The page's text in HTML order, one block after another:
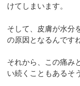
けてしまいます。
そして、皮膚が水分
の原因となるんです
それから、この痛み
い続くこともあるそ